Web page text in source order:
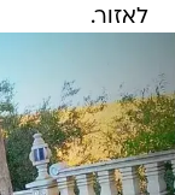
לאזור.